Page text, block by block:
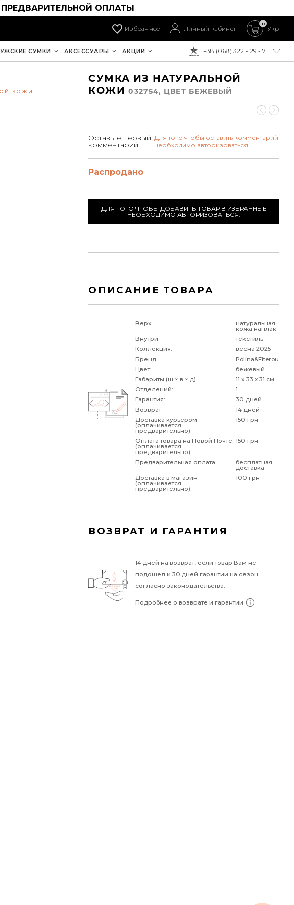
ОПЛАТЫ
Избранное Личный кабинет
0
Укр
К ОПЛАТЕ:
+38 (068) 322 - 29 - 71
СУМКИ АКСЕССУАРЫ АКЦИИ
КОЖИ
СУМКА ИЗ НАТУРАЛЬНОЙ
КОЖИ032754, ЦВЕТ БЕЖЕВЫЙ
Оставьте первый
комментарий.
Для того чтобы оставить комментарий
необходимо авторизоваться.
Распродано
ДЛЯ ТОГО ЧТОБЫ ДОБАВИТЬ ТОВАР В ИЗБРАННЫЕ
НЕОБХОДИМО АВТОРИЗОВАТЬСЯ.
ОПИСАНИЕ ТОВАРА
Верх: натуральная
кожа наплак
Внутри:
текстиль
Коллекция:
весна 2025
Бренд:
Polina&Eiterou
Цвет:
бежевый
Габариты (ш × в × д):
11 x 33 x 31 см
Отделений:
1
Гарантия:
30 дней
Возврат:
14 дней
Доставка курьером
(оплачивается
предварительно):
150 грн
Оплата товара на Новой Почте
(оплачивается
предварительно):
150 грн
Предварительная оплата: бесплатная
доставка
Доставка в магазин
(оплачивается
предварительно):
100 грн
ВОЗВРАТ И ГАРАНТИЯ
14 дней на возврат, если товар Вам не
подошел и 30 дней гарантии на сезон
согласно законодательства.
Подробнее о возврате и гарантии